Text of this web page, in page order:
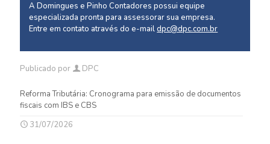
A Domingues e Pinho Contadores possui equipe
especializada pronta para assessorar sua empresa.
Entre em contato através do e-maildpc@dpc.com.br
Publicado por DPC
Reforma Tributária: Cronograma para emissão de documentos
fiscais com IBS e CBS
31/07/2026